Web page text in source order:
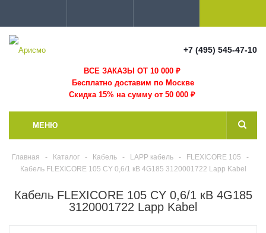
+7 (495) 545-47-10
ВСЕ ЗАКАЗЫ ОТ 10 000₽
Бесплатно доставим по Москве
Скидка 15% на сумму от 50 000 ₽
МЕНЮ
Главная - Каталог - Кабель - LAPP кабель - FLEXICORE 105
-
Кабель FLEXICORE 105 CY 0,6/1 кВ 4G185 3120001722 Lapp Kabel
Кабель FLEXICORE 105 CY 0,6/1 кВ 4G185
3120001722 Lapp Kabel